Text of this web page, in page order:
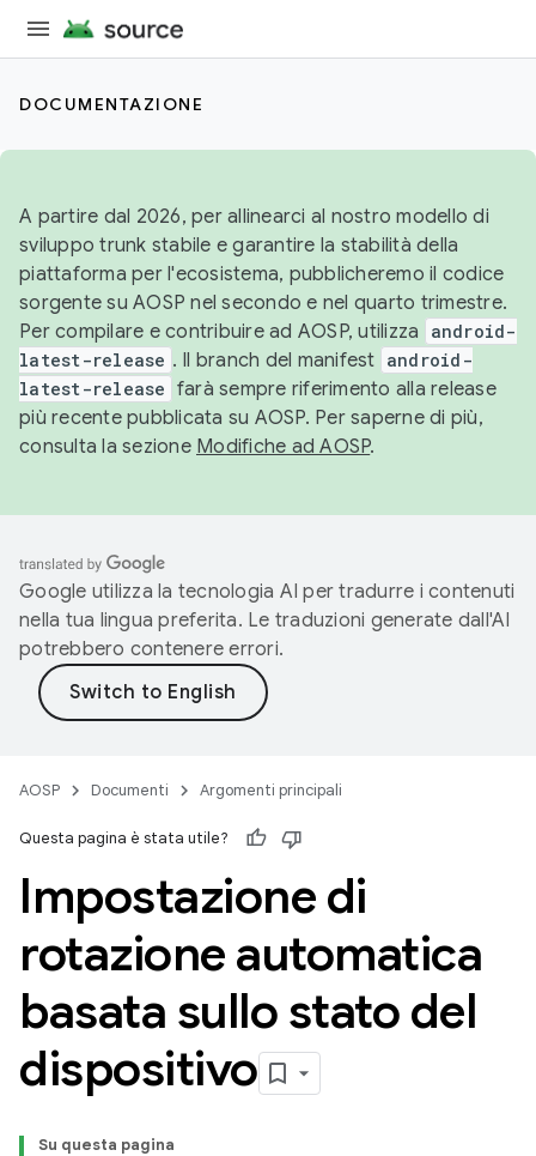
DOCUMENTAZIONE
A partire dal 2026, per allinearci al nostro modello di
sviluppo trunk stabile e garantire la stabilità della
piattaforma per l'ecosistema, pubblicheremo il codice
sorgente su AOSP nel secondo e nel quarto trimestre.
Per compilare e contribuire ad AOSP, utilizza
android-
latest-release . Il branch del manifest android-
latest-release farà sempre riferimento alla release
più recente pubblicata su AOSP. Per saperne di più,
consulta la sezione Modifiche ad AOSP.
Google utilizza la tecnologia AI per tradurre i contenuti
nella tua lingua preferita. Le traduzioni generate dall'AI
potrebbero contenere errori.
AOSP Documenti Argomenti principali
Questa pagina è stata utile?
Impostazione di
rotazione automatica
basata sullo stato del
dispositivo
Su questa pagina